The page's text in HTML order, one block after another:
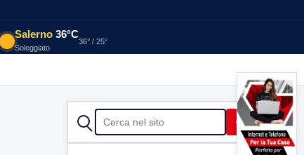
Salerno 36°C
Soleggiato
36° / 25°
CERCA Cerca